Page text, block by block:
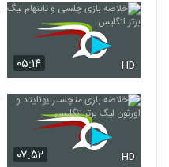
۰۵:۱۴ HD
۰۷:۵۲ HD